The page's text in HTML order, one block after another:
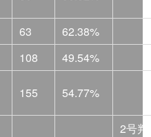
63
62.38%
108
49.54%
155 54.77%
2号